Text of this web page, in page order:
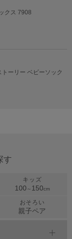
クス 7908
ーリー ベビーソック
す
キッズ
100 ～ 150cm
おそろい
親子ペア